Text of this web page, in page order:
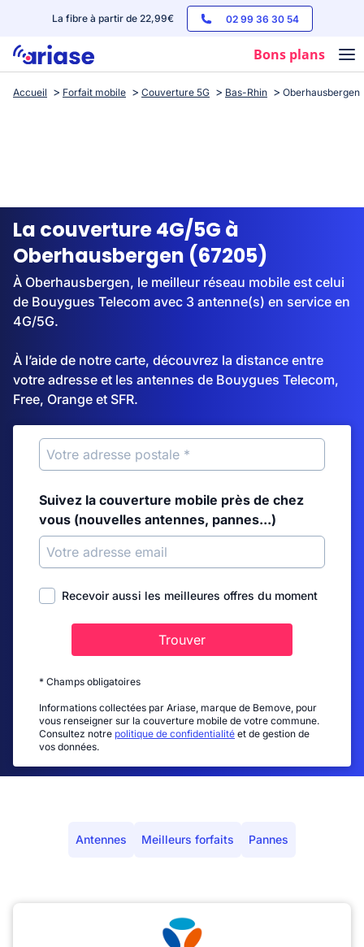
La fibre à partir de 22,99€ 02 99 36 30 54
Bons plans
Box internet
Streaming
Accueil Forfait mobile Couverture 5G Bas-Rhin Oberhausbergen
La couverture 4G/5G à
Oberhausbergen (67205)
À Oberhausbergen, le meilleur réseau mobile est celui
de Bouygues Telecom avec 3 antenne(s) en service en
4G/5G.
À l’aide de notre carte, découvrez la distance entre
votre adresse et les antennes de Bouygues Telecom,
Free, Orange et SFR.
Suivez la couverture mobile près de chez
vous (nouvelles antennes, pannes...)
Recevoir aussi les meilleures offres du moment
Trouver
* Champs obligatoires
Informations collectées par Ariase, marque de Bemove, pour
vous renseigner sur la couverture mobile de votre commune.
Consultez notre politique de confidentialité et de gestion de
vos données.
Antennes Meilleurs forfaits Pannes